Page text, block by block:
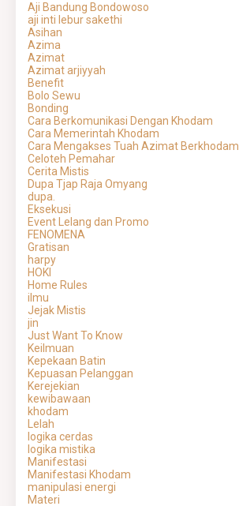
Aji Bandung Bondowoso
aji inti lebur sakethi
Asihan
Azima
Azimat
Azimat arjiyyah
Benefit
Bolo Sewu
Bonding
Cara Berkomunikasi Dengan Khodam
Cara Memerintah Khodam
Cara Mengakses Tuah Azimat Berkhodam
Celoteh Pemahar
Cerita Mistis
Dupa Tjap Raja Omyang
dupa.
Eksekusi
Event Lelang dan Promo
FENOMENA
Gratisan
harpy
HOKI
Home Rules
ilmu
Jejak Mistis
jin
Just Want To Know
Keilmuan
Kepekaan Batin
Kepuasan Pelanggan
Kerejekian
kewibawaan
khodam
Lelah
logika cerdas
logika mistika
Manifestasi
Manifestasi Khodam
manipulasi energi
Materi